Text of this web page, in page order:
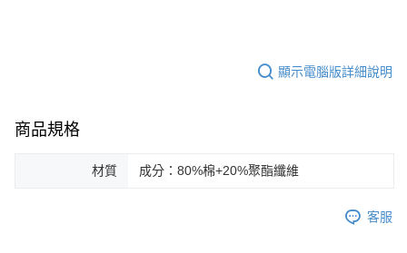
顯示電腦版詳細說明
商品規格
材質 成分：80%棉+20%聚酯纖維
客服